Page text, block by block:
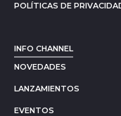
POLÍTICAS DE
INFO CHANNEL
NOVEDADES
LANZAMIENTOS
EVENTOS